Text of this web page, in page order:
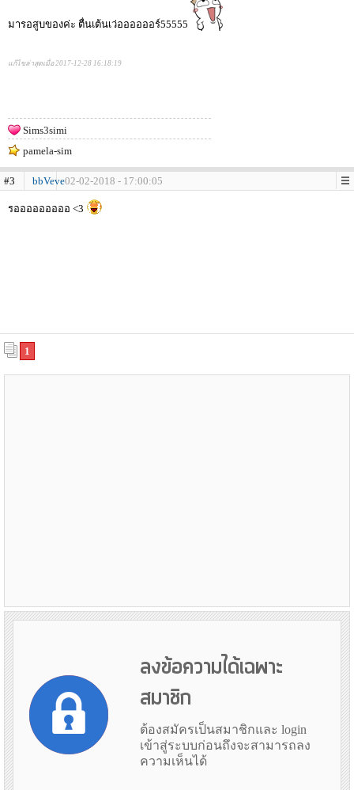
มารอสูบของค่ะ ตื่นเต้นเว่ออออออร์55555
แก้ไขล่าสุดเมื่อ 2017-12-28 16:18:19
Sims3simi
pamela-sim
#3 bbVeve02-02-2018 - 17:00:05
รอออออออออ <3
1
ลงข้อความได้เฉพาะ
สมาชิก
ต้องสมัครเป็นสมาชิกและ login
เข้าสู่ระบบก่อนถึงจะสามารถลง
ความเห็นได้